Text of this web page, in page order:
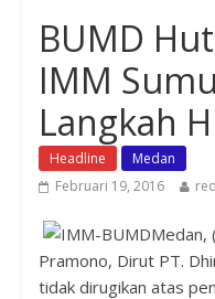
BUMD
IMM
Langkah
Headline
Medan
Februari 19, 2016
Medan,
Pramono, Dirut PT.
tidak dirugikan atas